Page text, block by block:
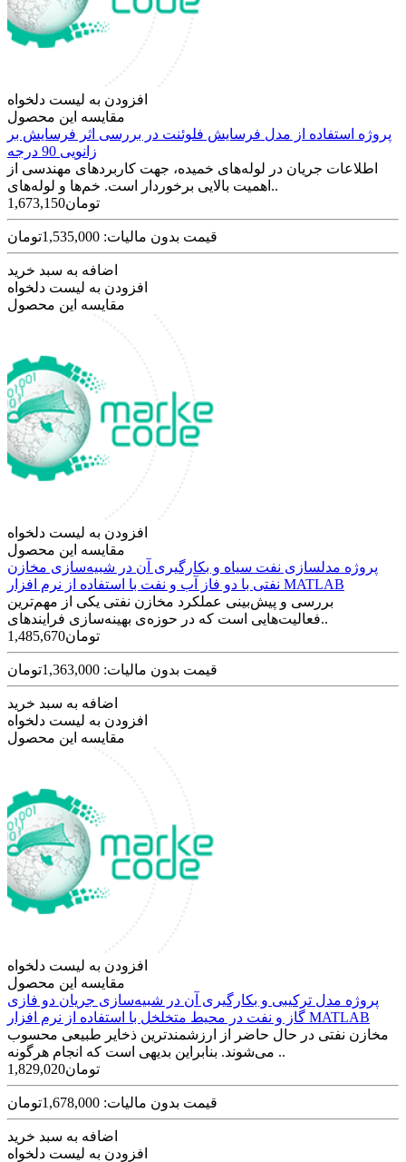
افزودن به لیست دلخواه
مقایسه این محصول
پروژه استفاده از مدل فرسایش فلوئنت در بررسی اثر فرسایش بر
زانویی 90 درجه
اطلاعات جریان در لوله‌های خمیده، جهت کاربردهای مهندسی از
اهمیت بالایی برخوردار است. خم‌ها و لوله‌های..
1,673,150تومان
قیمت بدون مالیات: 1,535,000تومان
اضافه به سبد خرید
افزودن به لیست دلخواه
مقایسه این محصول
افزودن به لیست دلخواه
مقایسه این محصول
پروژه مدلسازی نفت سیاه و بکارگیری آن در شبیه‌سازی مخازن
نفتی با دو فاز آب و نفت با استفاده از نرم افزار MATLAB
بررسی و پیش‌بینی عملکرد مخازن نفتی یکی از مهم‌ترین
فعالیت‌هایی است که در حوزه‌ی بهینه‌سازی فرایندهای..
1,485,670تومان
قیمت بدون مالیات: 1,363,000تومان
اضافه به سبد خرید
افزودن به لیست دلخواه
مقایسه این محصول
افزودن به لیست دلخواه
مقایسه این محصول
پروژه مدل ترکیبی و بکارگیری آن در شبیه‌سازی جریان دو فازی
گاز و نفت در محیط متخلخل با استفاده از نرم افزار MATLAB
مخازن نفتی در حال حاضر از ارزشمندترین ذخایر طبیعی محسوب
می‌شوند. بنابراین بدیهی است که انجام هرگونه ..
1,829,020تومان
قیمت بدون مالیات: 1,678,000تومان
اضافه به سبد خرید
افزودن به لیست دلخواه